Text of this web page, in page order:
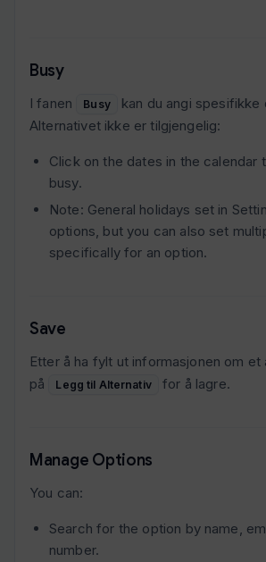
Busy
I fanen Busy
kan du angi spesifikke
Alternativet ikke er tilgjengelig:
Click on the dates in the calendar
busy.
Note: General holidays set in
options, but you can also set
specifically for an option.
Save
Etter å ha fylt ut informasjonen om et
på
Legg til Alternativ for å lagre.
Manage Options
You can:
Search for the option by name,
number.